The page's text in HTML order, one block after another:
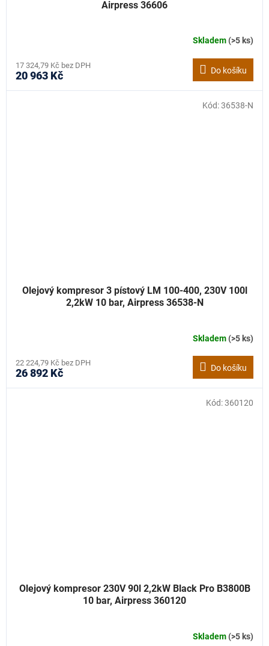
Airpress 36606
Skladem(>5 ks)
17 324,79 Kč bez DPH
20 963 Kč Do košíku
Olejový kompresor 3 pístový LM 100-400, 230V 100l
2,2kW 10 bar, Airpress 36538-N
Skladem(>5 ks)
22 224,79 Kč bez DPH
26 892 Kč Do košíku
Kód:36538-N
Olejový kompresor 230V 90l 2,2kW Black Pro B3800B
10 bar, Airpress 360120
Skladem(>5 ks)
Kód:360120